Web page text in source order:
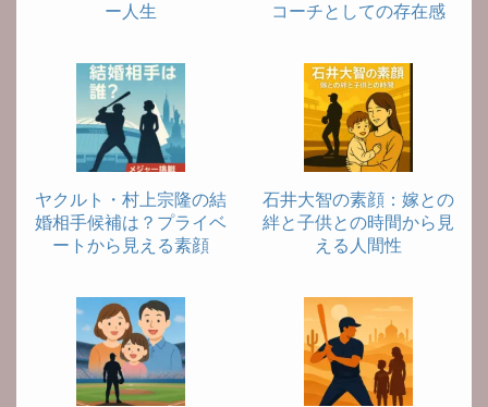
ー人生
コーチとしての存在感
ヤクルト・村上宗隆の結
婚相手候補は？プライベ
ートから見える素顔
石井大智の素顔：嫁との
絆と子供との時間から見
える人間性